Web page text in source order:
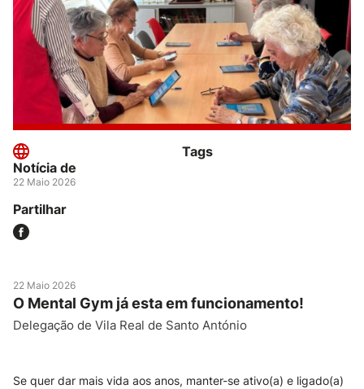
Notícia de
22 Maio 2026
Tags
Partilhar
22 Maio 2026
O Mental Gym já esta em funcionamento!
Delegação de Vila Real de Santo António
Se quer dar mais vida aos anos, manter-se ativo(a) e ligado(a)